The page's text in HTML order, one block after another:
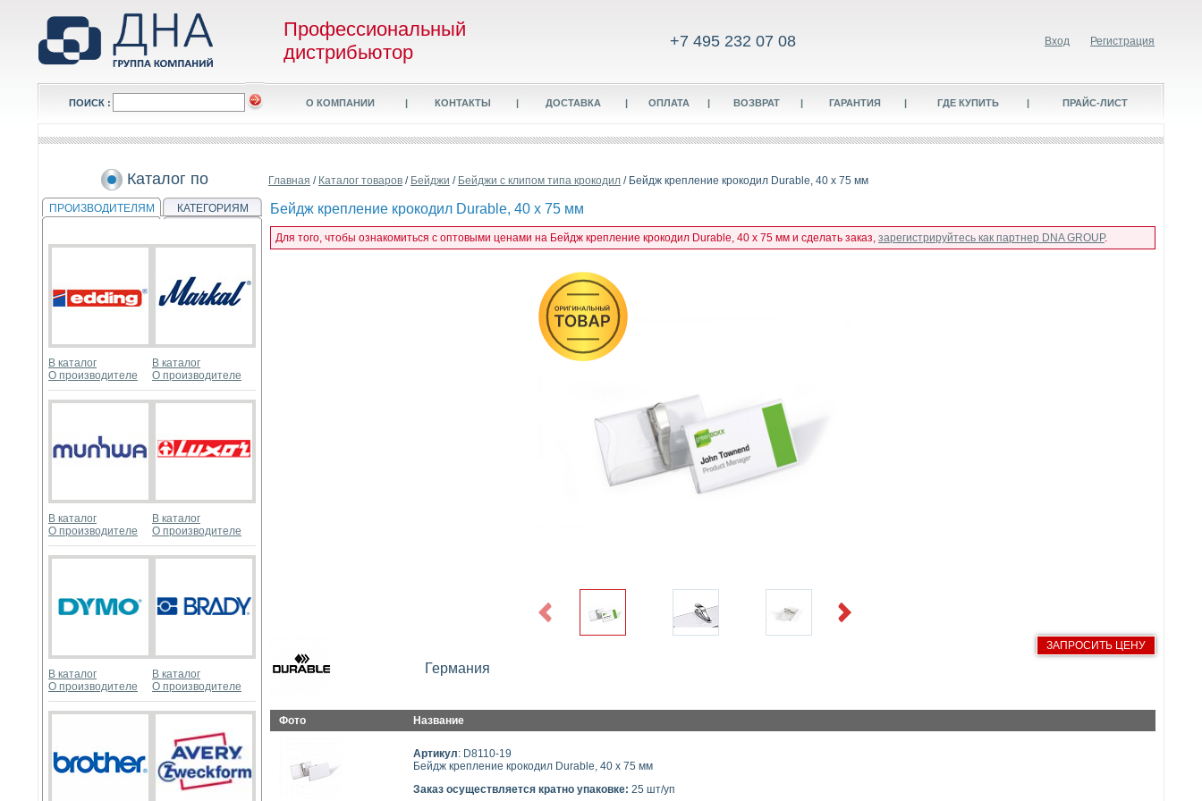
Профессиональный
дистрибьютор
+7 495 232 07 08 Вход Регистрация
ПОИСК : О КОМПАНИИ | КОНТАКТЫ | ДОСТАВКА | ОПЛАТА | ВОЗВРАТ | ГАРАНТИЯ | ГДЕ КУПИТЬ | ПРАЙС-ЛИСТ
Каталог по
ПРОИЗВОДИТЕЛЯМ КАТЕГОРИЯМ
В каталог
О производителе
В каталог
О производителе
В каталог
О производителе
В каталог
О производителе
В каталог
О производителе
В каталог
О производителе
Главная / Каталог товаров / Бейджи / Бейджи с клипом типа крокодил / Бейдж крепление крокодил Durable, 40 x 75 мм
Бейдж крепление крокодил Durable, 40 x 75 мм
Для того, чтобы ознакомиться с оптовыми ценами на Бейдж крепление крокодил Durable, 40 x 75 мм и сделать заказ, зарегистрируйтесь как партнер DNA GROUP.
Previous Next
Германия
ЗАПРОСИТЬ ЦЕНУ
Фото Название
Артикул: D8110-19
Бейдж крепление крокодил Durable, 40 x 75 мм
Заказ осуществляется кратно упаковке: 25 шт/уп